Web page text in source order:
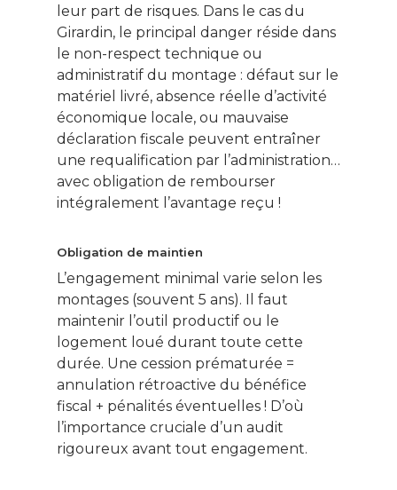
leur part de risques. Dans le cas du
Girardin, le principal danger réside dans
le non-respect technique ou
administratif du montage : défaut sur le
matériel livré, absence réelle d’activité
économique locale, ou mauvaise
déclaration fiscale peuvent entraîner
une requalification par l’administration…
avec obligation de rembourser
intégralement l’avantage reçu !
Obligation de maintien
L’engagement minimal varie selon les
montages (souvent 5 ans). Il faut
maintenir l’outil productif ou le
logement loué durant toute cette
durée. Une cession prématurée =
annulation rétroactive du bénéfice
fiscal + pénalités éventuelles ! D’où
l’importance cruciale d’un audit
rigoureux avant tout engagement.